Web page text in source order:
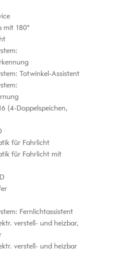
mit 180°
Totwinkel-Assistent
(4-Doppelspeichen,
für Fahrlicht
für Fahrlicht mit
Fernlichtassistent
verstell- und heizbar,
verstell- und heizbar